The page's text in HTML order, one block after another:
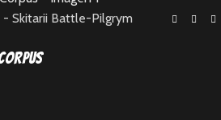
- Skitarii Battle-Pilgrym